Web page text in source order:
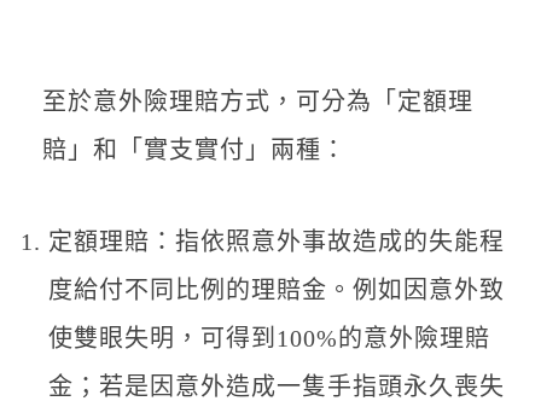
至於意外險理賠方式，可分為「定額理
賠」和「實支實付」兩種：
定額理賠：指依照意外事故造成的失能程
度給付不同比例的理賠金。例如因意外致
使雙眼失明，可得到100%的意外險理賠
金；若是因意外造成一隻手指頭永久喪失